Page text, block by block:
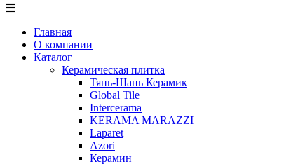
Главная
О компании
Каталог
Керамическая плитка
Тянь-Шань Керамик
Global Tile
Intercerama
KERAMA MARAZZI
Laparet
Аzori
Керамин